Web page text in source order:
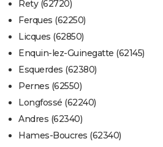
Rety (62720)
Ferques (62250)
Licques (62850)
Enquin-lez-Guinegatte (62145)
Esquerdes (62380)
Pernes (62550)
Longfossé (62240)
Andres (62340)
Hames-Boucres (62340)